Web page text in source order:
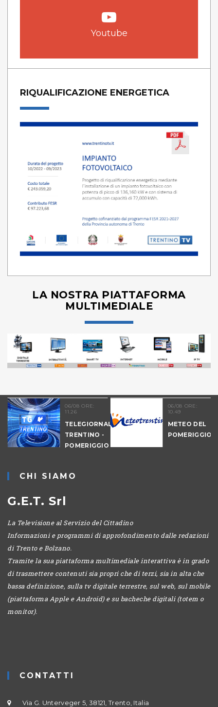
Youtube
RIQUALIFICAZIONE ENERGETICA
LA NOSTRA PIATTAFORMA
MULTIMEDIALE
06/08 ORE:
11.26
TELEGIORNALE
TRENTINO -
POMERIGGIO
06/08 ORE:
10.49
METEO DEL
POMERIGGIO
CHI SIAMO
G.E.T. Srl
La Televisione al Servizio del Cittadino
Informazioni e programmi di approfondimento dalle redazioni
di Trento e Bolzano.
Tramite la sua piattaforma multimediale interattiva è in grado
di trasmettere contenuti sia propri che di terzi, sia in alta che
bassa definizione, sulla tv digitale terrestre, sul web, sul mobile
(piattaforma Apple e Android) e su bacheche digitali (totem o
monitor).
CONTATTI
Via G. Unterveger 5, 38121, Trento, Italia